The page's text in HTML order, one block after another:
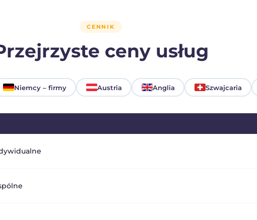
CENNIK
ceny usług
Niemcy – firmy Austria Anglia Szwajcaria